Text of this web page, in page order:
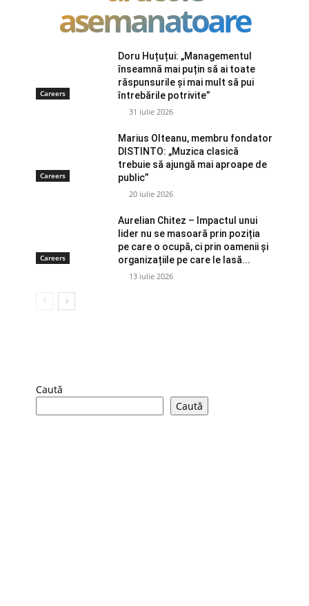
asemanatoare
Careers
Doru Huțuțui: „Managementul
înseamnă mai puțin să ai toate
răspunsurile și mai mult să pui
întrebările potrivite”
31 iulie 2026
Careers
Marius Olteanu, membru fondator
DISTINTO: „Muzica clasică
trebuie să ajungă mai aproape de
public”
20 iulie 2026
Careers
Aurelian Chitez – Impactul unui
lider nu se masoară prin poziția
pe care o ocupă, ci prin oamenii și
organizațiile pe care le lasă...
13 iulie 2026
Caută
Caută